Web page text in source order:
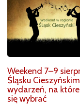
Weekend 7–9
Śląsku
wydarzeń, na
się wybrać